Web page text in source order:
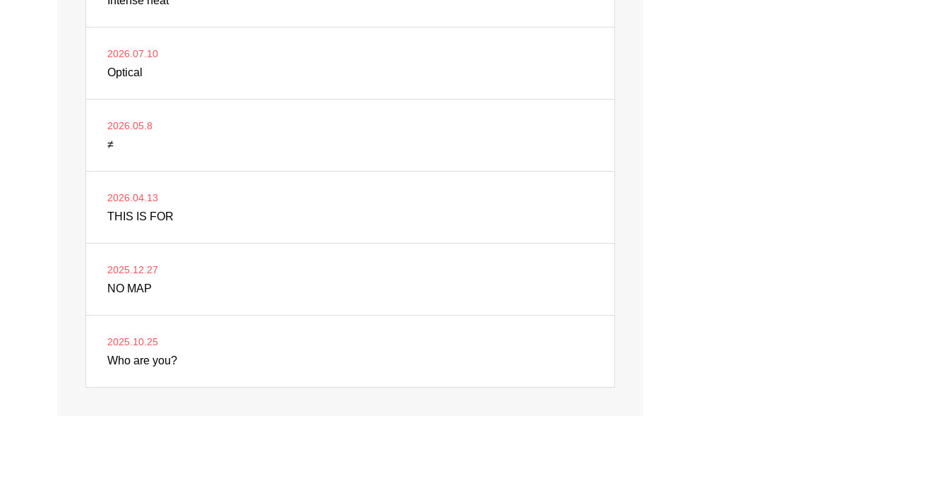
2026.07.10
Optical
2026.05.8
≠
2026.04.13
THIS IS FOR
2025.12.27
NO MAP
2025.10.25
Who are you?